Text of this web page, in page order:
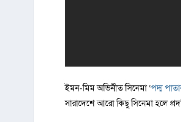
ইমন-মিম অভিনীত সিনেমা ‘পদ্ম
সারাদেশে আরো কিছু সিনেমা হলে